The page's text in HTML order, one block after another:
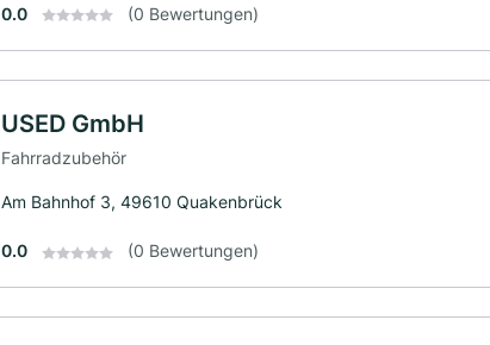
0.0 (0 Bewertungen)
USED GmbH
Fahrradzubehör
Am Bahnhof 3, 49610 Quakenbrück
0.0 (0 Bewertungen)